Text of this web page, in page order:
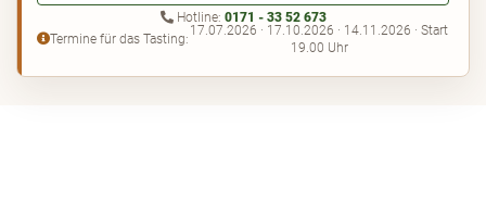
Hotline: 0171 - 33 52 673
Termine für das Tasting:
17.07.2026 · 17.10.2026 · 14.11.2026 · Start
19.00 Uhr